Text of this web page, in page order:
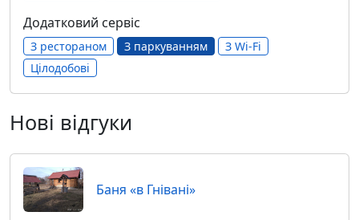
Додатковий сервіс
З рестораном З паркуванням
З Wi-Fi
Цілодобові
Нові відгуки
Баня «в Гнівані»